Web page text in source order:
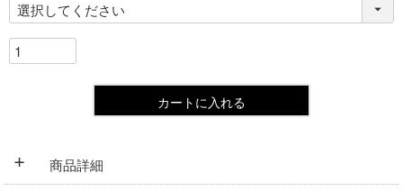
カートに入れる
+ 商品詳細